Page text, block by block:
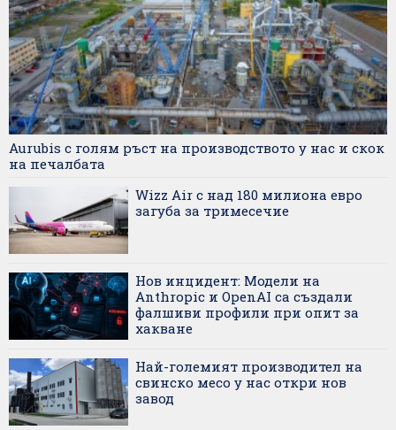
Aurubis с голям ръст на производството у нас и скок
на печалбата
Wizz Air с над 180 милиона евро
загуба за тримесечие
Нов инцидент: Модели на
Anthropic и OpenAI са създали
фалшиви профили при опит за
хакване
Най-големият производител на
свинско месо у нас откри нов
завод